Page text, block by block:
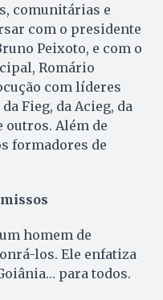
comunitárias e
com o presidente
Peixoto, e com o
Romário
com líderes
Fieg, da Acieg, da
outros. Além de
formadores de
homem de
los. Ele enfatiza
para todos.